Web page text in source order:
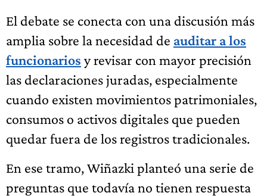
El debate se conecta con una discusión más
amplia sobre la necesidad de auditar a los
funcionarios y revisar con mayor precisión
las declaraciones juradas, especialmente
cuando existen movimientos patrimoniales,
consumos o activos digitales que pueden
quedar fuera de los registros tradicionales.
En ese tramo, Wiñazki planteó una serie de
preguntas que todavía no tienen respuesta